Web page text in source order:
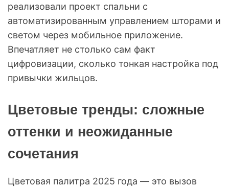
реализовали проект спальни с
автоматизированным управлением шторами и
светом через мобильное приложение.
Впечатляет не столько сам факт
цифровизации, сколько тонкая настройка под
привычки жильцов.
Цветовые тренды: сложные
оттенки и неожиданные
сочетания
Цветовая палитра 2025 года — это вызов